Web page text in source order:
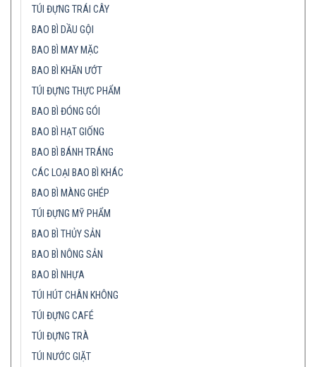
TÚI ĐỰNG TRÁI CÂY
BAO BÌ DẦU GỘI
BAO BÌ MAY MẶC
BAO BÌ KHĂN ƯỚT
TÚI ĐỰNG THỰC PHẨM
BAO BÌ ĐÓNG GÓI
BAO BÌ HẠT GIỐNG
BAO BÌ BÁNH TRÁNG
CÁC LOẠI BAO BÌ KHÁC
BAO BÌ MÀNG GHÉP
TÚI ĐỰNG MỸ PHẨM
BAO BÌ THỦY SẢN
BAO BÌ NÔNG SẢN
BAO BÌ NHỰA
TÚI HÚT CHÂN KHÔNG
TÚI ĐỰNG CAFÉ
TÚI ĐỰNG TRÀ
TÚI NƯỚC GIẶT